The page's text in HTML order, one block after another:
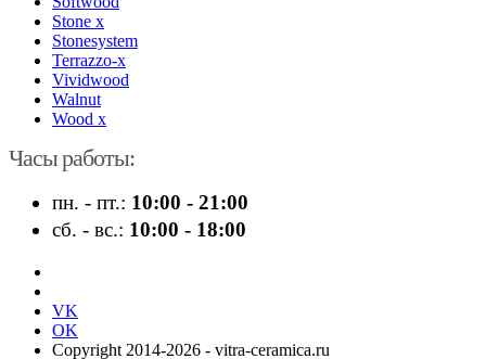
Stone x
Stonesystem
Terrazzo-x
Vividwood
Walnut
Wood x
Часы работы:
пн. - пт.: 10:00 - 21:00
сб. - вс.: 10:00 - 18:00
VK
OK
Copyright 2014-2026 - vitra-ceramica.ru